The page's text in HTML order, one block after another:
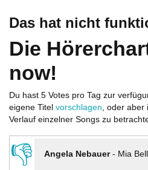
Das hat nicht
Die
now!
Du hast 5 Votes pro Tag zur
eigene Titel vorschlagen, oder aber
Verlauf einzelner Songs zu
👎 Angela Nebauer- Mia